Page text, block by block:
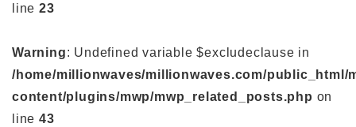
line 23
Warning: Undefined variable $excludeclause in
/home/millionwaves/millionwaves.com/public_html/
content/plugins/mwp/mwp_related_posts.php on
line 43